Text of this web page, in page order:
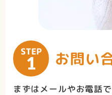
STEP
1 お問い
まずはメールやお電話